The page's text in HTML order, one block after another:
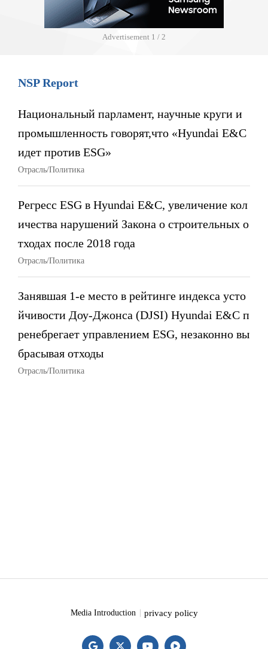
Advertisement 1 / 2
NSP Report
Национальный парламент, научные круги и
промышленность говорят,что «Hyundai E&C
идет против ESG»
Отрасль/Политика
Регресс ESG в Hyundai E&C, увеличение кол
ичества нарушений Закона о строительных о
тходах после 2018 года
Отрасль/Политика
Занявшая 1-е место в рейтинге индекса усто
йчивости Доу-Джонса (DJSI) Hyundai E&C п
ренебрегает управлением ESG, незаконно вы
брасывая отходы
Отрасль/Политика
Media Introduction privacy policy